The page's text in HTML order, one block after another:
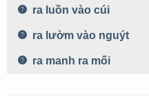
ra luồn vào cúi
ra lườm vào nguýt
ra manh ra mối